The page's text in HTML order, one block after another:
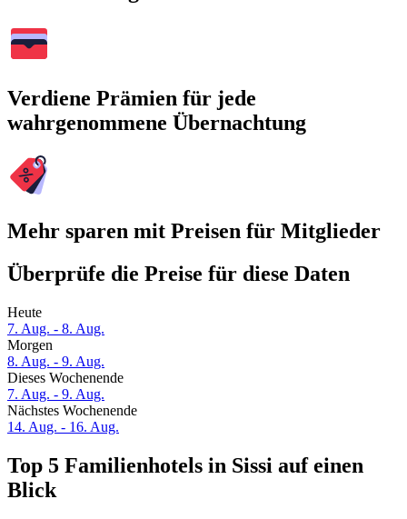
Verdiene Prämien für jede
wahrgenommene Übernachtung
Mehr sparen mit Preisen für Mitglieder
Überprüfe die Preise für diese Daten
Heute
7. Aug. - 8. Aug.
Morgen
8. Aug. - 9. Aug.
Dieses Wochenende
7. Aug. - 9. Aug.
Nächstes Wochenende
14. Aug. - 16. Aug.
Top 5 Familienhotels in Sissi auf einen
Blick